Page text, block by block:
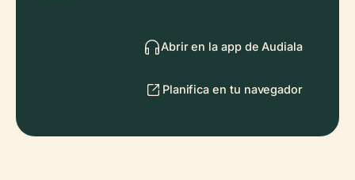
Abrir en la app de Audiala
Planifica en tu navegador